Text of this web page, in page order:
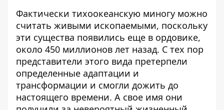
Фактически тихоокеанскую миногу можно
считать живыми ископаемыми, поскольку
эти существа появились еще в ордовике,
около 450 миллионов лет назад. С тех пор
представители этого вида претерпели
определенные адаптации и
трансформации и смогли дожить до
настоящего времени. А свое имя они